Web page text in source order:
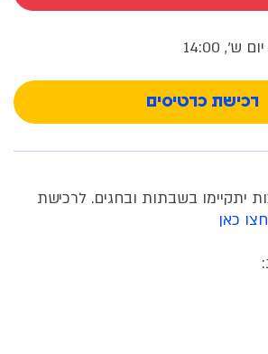
רכישת כרטיסים
יתקיימו בשבתות ובחגים. לרכישת
כאן